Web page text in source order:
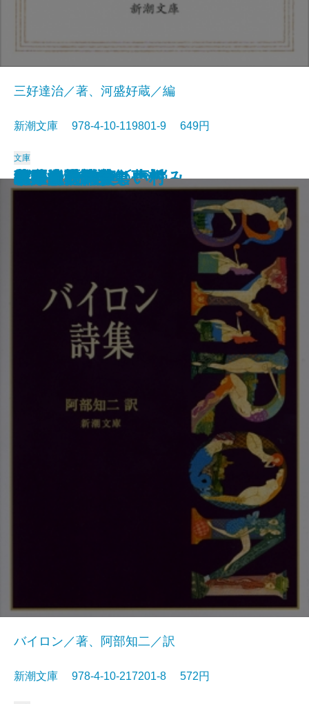
孤独な散歩者の夢想
ゲーテ詩集
脂肪の塊・テリエ館
パルムの僧院〔下〕
巴里の憂鬱
若きウェルテルの悩み
ハイネ詩集
女の一生
パルムの僧院〔上〕
三好達治詩集
三好達治／著、河盛好蔵／編
新潮文庫 978-4-10-119801-9 649円
文庫
バイロン詩集
バイロン／著、阿部知二／訳
新潮文庫 978-4-10-217201-8 572円
春琴抄
風立ちぬ・美しい村
ヴィヨンの妻
北原白秋詩集
萩原朔太郎詩集
ヘッセ詩集
春の嵐
椿姫
春